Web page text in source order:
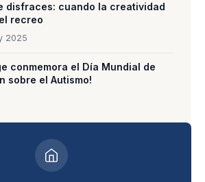
disfraces: cuando la creatividad
recreo
2025
conmemora el Día Mundial de
sobre el Autismo!